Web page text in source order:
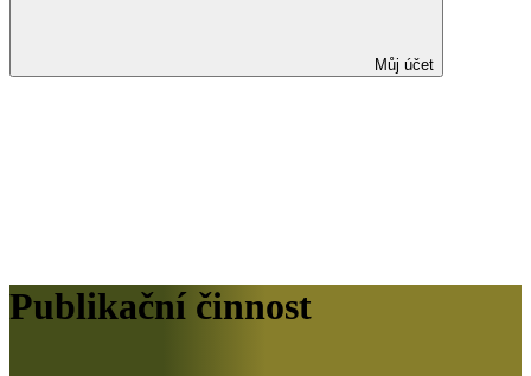
Můj účet
Publikační činnost